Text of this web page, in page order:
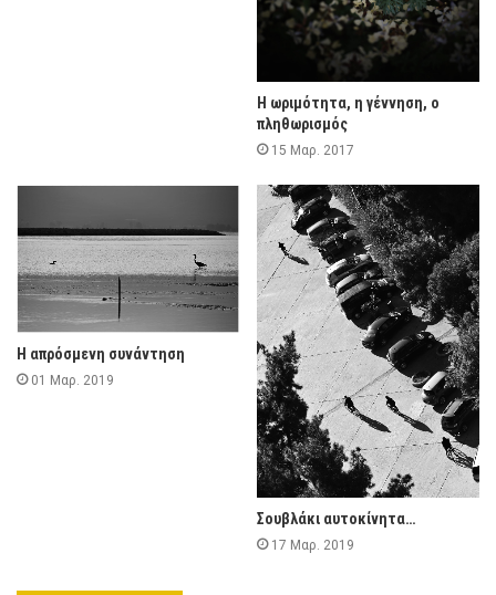
Η ωριμότητα, η γέννηση, ο
πληθωρισμός
15 Μαρ. 2017
Η απρόσμενη συνάντηση
01 Μαρ. 2019
Σουβλάκι αυτοκίνητα…
17 Μαρ. 2019